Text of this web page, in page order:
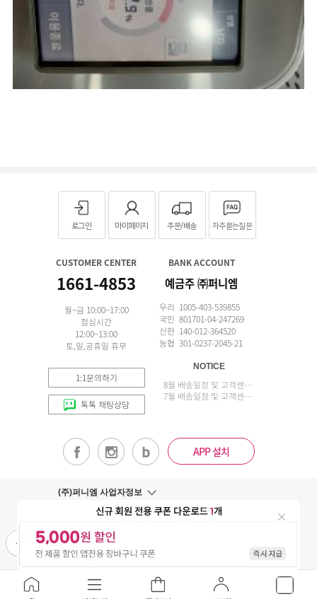
로그인 마이페이지 주문/배송 자주묻는질문
CUSTOMER CENTER
1661-4853
월~금 10:00~17:00
점심시간
12:00~13:00
토,일,공휴일 휴무
1:1문의하기
톡톡 채팅상담
BANK ACCOUNT
예금주 ㈜퍼니엠
우리 1005-403-539855
국민 801701-04-247269
신한 140-012-364520
농협 301-0237-2045-21
NOTICE
8월 배송일정 및 고객센터 업무 안내
7월 배송일정 및 고객센터 업무 안내
APP 설치
(주)퍼니엠 사업자정보